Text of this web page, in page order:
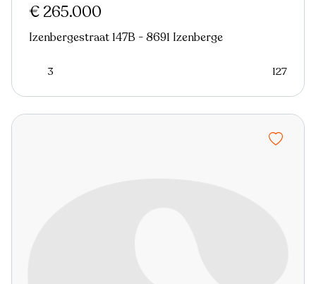
€ 265.000
Izenbergestraat 147B - 8691 Izenberge
3 127